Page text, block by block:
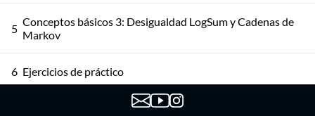
5 Conceptos básicos 3: Desigualdad LogSum y Cadenas de
Markov
6 Ejercicios de práctico
Charla sobre Procesos Estocásticos